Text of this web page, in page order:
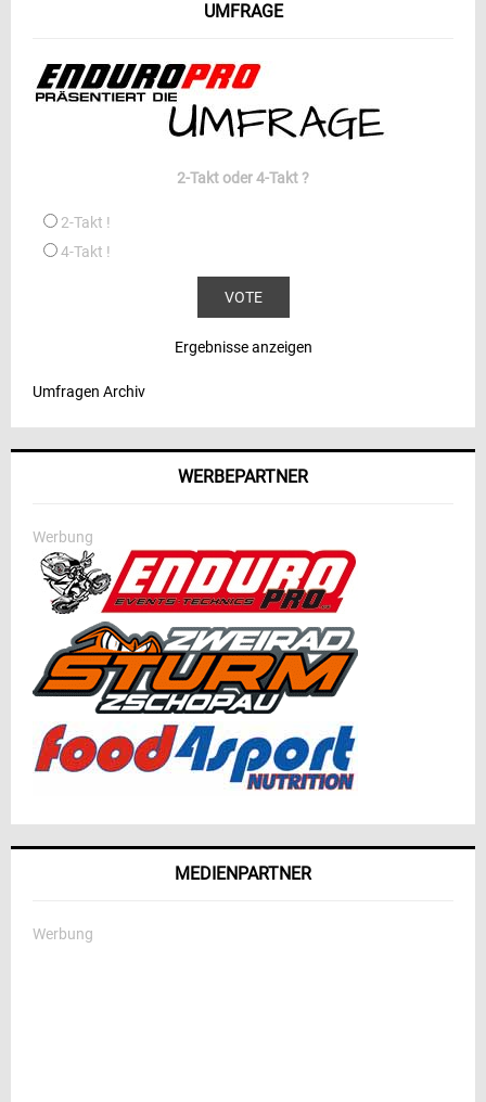
UMFRAGE
2-Takt oder 4-Takt ?
2-Takt !
4-Takt !
Ergebnisse anzeigen
Umfragen Archiv
WERBEPARTNER
Werbung
MEDIENPARTNER
Werbung